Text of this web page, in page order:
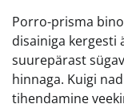
Porro-prisma
disainiga kergesti
suurepärast
hinnaga. Kuigi
tihendamine